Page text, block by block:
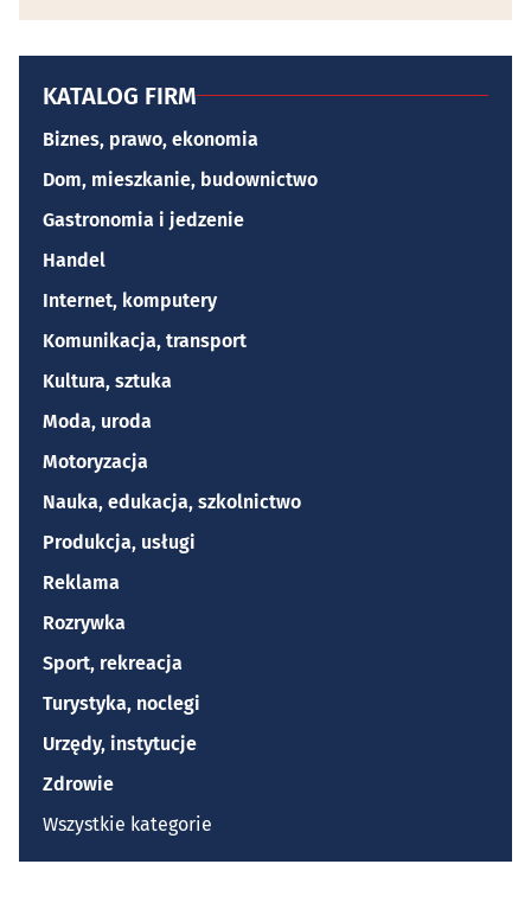
KATALOG FIRM
Biznes, prawo, ekonomia
Dom, mieszkanie, budownictwo
Gastronomia i jedzenie
Handel
Internet, komputery
Komunikacja, transport
Kultura, sztuka
Moda, uroda
Motoryzacja
Nauka, edukacja, szkolnictwo
Produkcja, usługi
Reklama
Rozrywka
Sport, rekreacja
Turystyka, noclegi
Urzędy, instytucje
Zdrowie
Wszystkie kategorie